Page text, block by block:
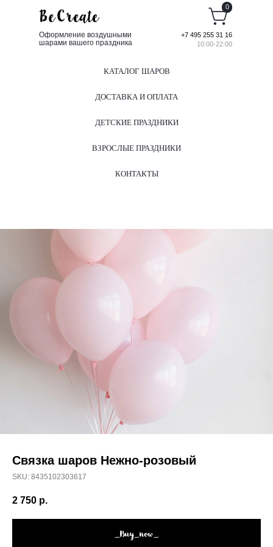
Оформление воздушными
шарами вашего праздника
+7 495 255 31 16
10:00-22:00
0
КАТАЛОГ ШАРОВ
ДОСТАВКА И ОПЛАТА
ДЕТСКИЕ ПРАЗДНИКИ
ВЗРОСЛЫЕ ПРАЗДНИКИ
КОНТАКТЫ
Связка шаров Нежно-розовый
SKU: 8435102303617
2 750 р.
_Buy_now_